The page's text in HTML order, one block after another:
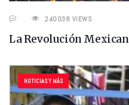
240038 VIEWS
La Revolución
NOTICIAS Y MÁS